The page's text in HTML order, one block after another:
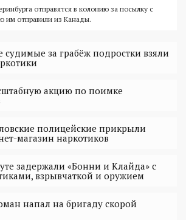
отправятся в колонию за посылку с
им отправили из Канады.
судимые за грабёж подростки взяли
акцию по поимке
полицейские прикрыли
магазин наркотиков
задержали «Бонни и Клайда» с
взрывчаткой и оружием
напал на бригаду скорой